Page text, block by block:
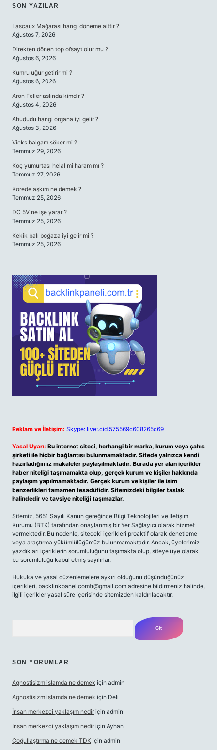
SIDEBAR
SON YAZILAR
Lascaux Mağarası hangi döneme aittir ?
Ağustos 7, 2026
Direkten dönen top ofsayt olur mu ?
Ağustos 6, 2026
Kumru uğur getirir mi ?
Ağustos 6, 2026
Aron Feller aslında kimdir ?
Ağustos 4, 2026
Ahududu hangi organa iyi gelir ?
Ağustos 3, 2026
Vicks balgam söker mi ?
Temmuz 29, 2026
Koç yumurtası helal mi haram mı ?
Temmuz 27, 2026
Korede aşkım ne demek ?
Temmuz 25, 2026
DC 5V ne işe yarar ?
Temmuz 25, 2026
Kekik balı boğaza iyi gelir mi ?
Temmuz 25, 2026
Reklam ve İletişim: Skype: live:.cid.575569c608265c69
Yasal Uyarı: Bu internet sitesi, herhangi bir marka, kurum veya şahıs
şirketi ile hiçbir bağlantısı bulunmamaktadır. Sitede yalnızca kendi
hazırladığımız makaleler paylaşılmaktadır. Burada yer alan içerikler
haber niteliği taşımamakta olup, gerçek kurum ve kişiler hakkında
paylaşım yapılmamaktadır. Gerçek kurum ve kişiler ile isim
benzerlikleri tamamen tesadüfidir. Sitemizdeki bilgiler taslak
halindedir ve tavsiye niteliği taşımazlar.
Sitemiz, 5651 Sayılı Kanun gereğince Bilgi Teknolojileri ve İletişim
Kurumu (BTK) tarafından onaylanmış bir Yer Sağlayıcı olarak hizmet
vermektedir. Bu nedenle, sitedeki içerikleri proaktif olarak denetleme
veya araştırma yükümlülüğümüz bulunmamaktadır. Ancak, üyelerimiz
yazdıkları içeriklerin sorumluluğunu taşımakta olup, siteye üye olarak
bu sorumluluğu kabul etmiş sayılırlar.
Hukuka ve yasal düzenlemelere aykırı olduğunu düşündüğünüz
içerikleri, backlinkpanelicomtr@gmail.com adresine bildirmeniz halinde,
ilgili içerikler yasal süre içerisinde sitemizden kaldırılacaktır.
SON YORUMLAR
Agnostisizm islamda ne demek için admin
Agnostisizm islamda ne demek için Deli
İnsan merkezci yaklaşım nedir için admin
İnsan merkezci yaklaşım nedir için Ayhan
Çoğullaştırma ne demek TDK için admin